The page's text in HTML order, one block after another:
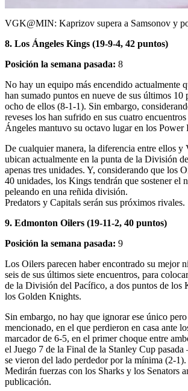
VGK@MIN: Kaprizov supera a Samsonov y
8. Los Ángeles Kings (19-9-4, 42 puntos)
Posición la semana pasada: 8
No hay un equipo más encendido actualmente
han sumado puntos en nueve de sus últimos 10
ocho de ellos (8-1-1). Sin embargo,
reveses los han sufrido en sus cuatro
Ángeles mantuvo su octavo lugar en los Power
De cualquier manera, la diferencia entre ellos y
ubican actualmente en la punta de la División
apenas tres unidades. Y, considerando que los
40 unidades, los Kings tendrán que sostener el
peleando en una reñida división.
Predators y Capitals serán sus próximos rivales.
9. Edmonton Oilers (19-11-2, 40 puntos)
Posición la semana pasada: 9
Los Oilers parecen haber encontrado su mejor
seis de sus últimos siete encuentros, para
de la División del Pacífico, a dos puntos de los
los Golden Knights.
Sin embargo, no hay que ignorar ese único
mencionado, en el que perdieron en casa ante
marcador de 6-5, en el primer choque entre
el Juego 7 de la Final de la Stanley Cup
se vieron del lado perdedor por la mínima (2-1).
Medirán fuerzas con los Sharks y los Senators
publicación.